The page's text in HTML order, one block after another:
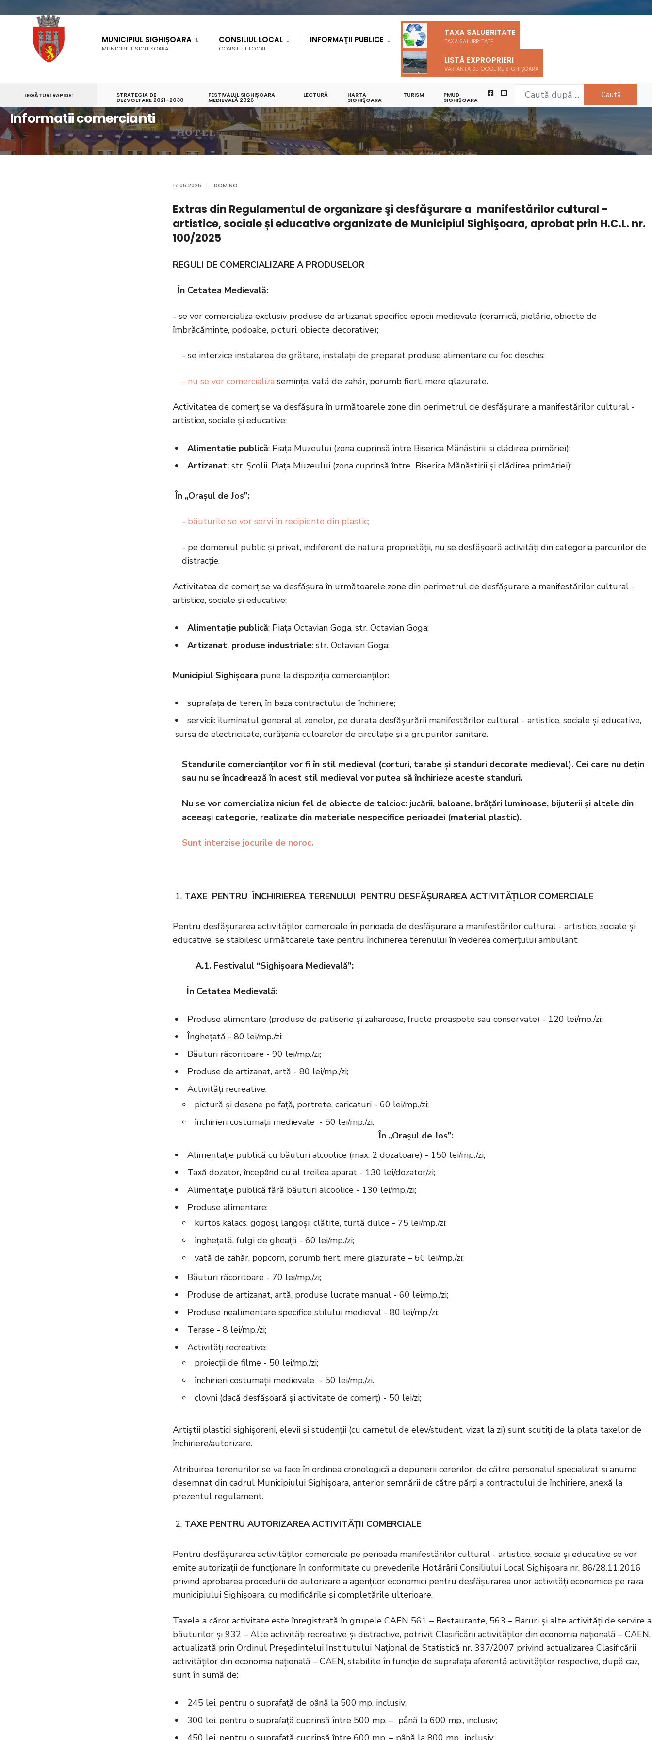
MUNICIPIUL SIGHIȘOARA
MUNICIPIUL SIGHISOARA
CONSILIUL LOCAL
CONSILIUL LOCAL
INFORMAŢII PUBLICE
TAXA SALUBRITATE
TAXA SALUBRITATE
LISTĂ EXPROPRIERI
VARIANTA DE OCOLIRE SIGHIȘOARA
LEGĂTURI RAPIDE: STRATEGIA DE
DEZVOLTARE 2021-2030
FESTIVALUL SIGHIȘOARA
MEDIEVALĂ 2026
LECTURĂ HARTA
SIGHIŞOARA
TURISM PMUD
SIGHIȘOARA
Caută
MUNICIPIUL SIGHIȘOARA FESTIVALURI FESTIVALUL SIGHISOARA MEDIEVALA FESTIVALUL SIGHIȘOARA MEDIEVALĂ 2026 INFORMATII COMERCIANTI
Informatii comercianti
17.06.2026 | DOMINO
Extras din Regulamentul de organizare şi desfăşurare a manifestărilor cultural -
artistice, sociale și educative organizate de Municipiul Sighişoara, aprobat prin H.C.L. nr.
100/2025
REGULI DE COMERCIALIZARE A PRODUSELOR
În Cetatea Medievală:
- se vor comercializa exclusiv produse de artizanat specifice epocii medievale (ceramică, pielărie, obiecte de
îmbrăcăminte, podoabe, picturi, obiecte decorative);
- se interzice instalarea de grătare, instalații de preparat produse alimentare cu foc deschis;
- nu se vor comercializa semințe, vată de zahăr, porumb fiert, mere glazurate.
Activitatea de comerț se va desfășura în următoarele zone din perimetrul de desfășurare a manifestărilor cultural -
artistice, sociale și educative:
Alimentație publică: Piața Muzeului (zona cuprinsă între Biserica Mănăstirii și clădirea primăriei);
Artizanat: str. Școlii, Piața Muzeului (zona cuprinsă între Biserica Mănăstirii și clădirea primăriei);
În „Orașul de Jos”:
- băuturile se vor servi în recipiente din plastic;
- pe domeniul public și privat, indiferent de natura proprietății, nu se desfășoară activități din categoria parcurilor de
distracție.
Activitatea de comerț se va desfășura în următoarele zone din perimetrul de desfășurare a manifestărilor cultural -
artistice, sociale și educative:
Alimentație publică: Piața Octavian Goga, str. Octavian Goga;
Artizanat, produse industriale: str. Octavian Goga;
Municipiul Sighișoara pune la dispoziția comercianților:
suprafața de teren, în baza contractului de închiriere;
servicii: iluminatul general al zonelor, pe durata desfășurării manifestărilor cultural - artistice, sociale și educative,
sursa de electricitate, curățenia culoarelor de circulație și a grupurilor sanitare.
Standurile comercianților vor fi în stil medieval (corturi, tarabe și standuri decorate medieval). Cei care nu dețin
sau nu se încadrează în acest stil medieval vor putea să închirieze aceste standuri.
Nu se vor comercializa niciun fel de obiecte de talcioc: jucării, baloane, brățări luminoase, bijuterii și altele din
aceeași categorie, realizate din materiale nespecifice perioadei (material plastic).
Sunt interzise jocurile de noroc.
TAXE PENTRU ÎNCHIRIEREA TERENULUI PENTRU DESFĂŞURAREA ACTIVITĂŢILOR COMERCIALE
Pentru desfășurarea activităților comerciale în perioada de desfăşurare a manifestărilor cultural - artistice, sociale și
educative, se stabilesc următoarele taxe pentru închirierea terenului în vederea comerțului ambulant:
A.1. Festivalul “Sighișoara Medievală”:
În Cetatea Medievală:
Produse alimentare (produse de patiserie și zaharoase, fructe proaspete sau conservate) - 120 lei/mp./zi;
Înghețată - 80 lei/mp./zi;
Băuturi răcoritoare - 90 lei/mp./zi;
Produse de artizanat, artă - 80 lei/mp./zi;
Activități recreative:
pictură și desene pe față, portrete, caricaturi - 60 lei/mp./zi;
închirieri costumații medievale - 50 lei/mp./zi.
În „Orașul de Jos”:
Alimentație publică cu băuturi alcoolice (max. 2 dozatoare) - 150 lei/mp./zi;
Taxă dozator, începând cu al treilea aparat - 130 lei/dozator/zi;
Alimentație publică fără băuturi alcoolice - 130 lei/mp./zi;
Produse alimentare:
kurtos kalacs, gogoși, langoși, clătite, turtă dulce - 75 lei/mp./zi;
înghețată, fulgi de gheață - 60 lei/mp./zi;
vată de zahăr, popcorn, porumb fiert, mere glazurate – 60 lei/mp./zi;
Băuturi răcoritoare - 70 lei/mp./zi;
Produse de artizanat, artă, produse lucrate manual - 60 lei/mp./zi;
Produse nealimentare specifice stilului medieval - 80 lei/mp./zi;
Terase - 8 lei/mp./zi;
Activități recreative:
proiecții de filme - 50 lei/mp./zi;
închirieri costumații medievale - 50 lei/mp./zi.
clovni (dacă desfășoară și activitate de comerț) - 50 lei/zi;
Artiștii plastici sighișoreni, elevii și studenții (cu carnetul de elev/student, vizat la zi) sunt scutiți de la plata taxelor de
închiriere/autorizare.
Atribuirea terenurilor se va face în ordinea cronologică a depunerii cererilor, de către personalul specializat și anume
desemnat din cadrul Municipiului Sighișoara, anterior semnării de către părți a contractului de închiriere, anexă la
prezentul regulament.
TAXE PENTRU AUTORIZAREA ACTIVITĂȚII COMERCIALE
Pentru desfășurarea activităților comerciale pe perioada manifestărilor cultural - artistice, sociale și educative se vor
emite autorizații de funcționare în conformitate cu prevederile Hotărârii Consiliului Local Sighișoara nr. 86/28.11.2016
privind aprobarea procedurii de autorizare a agenților economici pentru desfășurarea unor activități economice pe raza
municipiului Sighișoara, cu modificările și completările ulterioare.
Taxele a căror activitate este înregistrată în grupele CAEN 561 – Restaurante, 563 – Baruri și alte activități de servire a
băuturilor și 932 – Alte activități recreative și distractive, potrivit Clasificării activităților din economia națională – CAEN,
actualizată prin Ordinul Președintelui Institutului Național de Statistică nr. 337/2007 privind actualizarea Clasificării
activităților din economia națională – CAEN, stabilite în funcție de suprafața aferentă activităților respective, după caz,
sunt în sumă de:
245 lei, pentru o suprafață de până la 500 mp. inclusiv;
300 lei, pentru o suprafață cuprinsă între 500 mp. – până la 600 mp., inclusiv;
450 lei, pentru o suprafață cuprinsă între 600 mp. – până la 800 mp., inclusiv;